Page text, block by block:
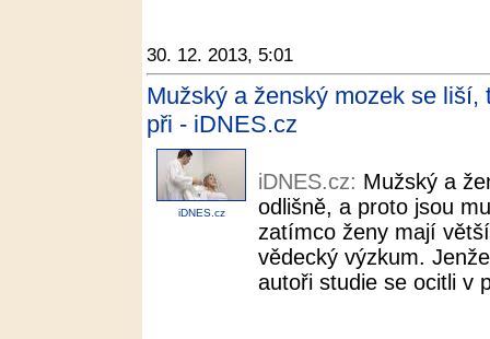
30. 12. 2013, 5:01
Mužský a ženský mozek se
při - iDNES.cz
iDNES.cz
iDNES.cz: Mužský a
odlišně, a proto jsou
zatímco ženy mají
vědecký výzkum.
autoři studie se ocitli v